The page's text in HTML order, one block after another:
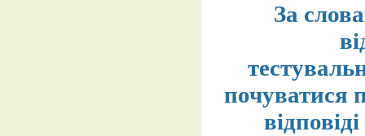
За
почуватися